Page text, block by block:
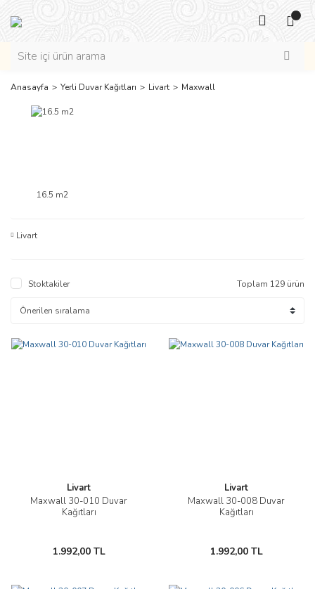
Anasayfa Yerli Duvar Kağıtları Livart Maxwall
16.5 m2
Livart
Stoktakiler Toplam 129 ürün
Livart
Maxwall 30-010 Duvar
Kağıtları
1.992,00 TL
Livart
Maxwall 30-008 Duvar
Kağıtları
1.992,00 TL